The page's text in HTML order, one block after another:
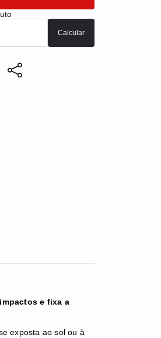
Calcular
e fixa a
exposta ao sol ou à